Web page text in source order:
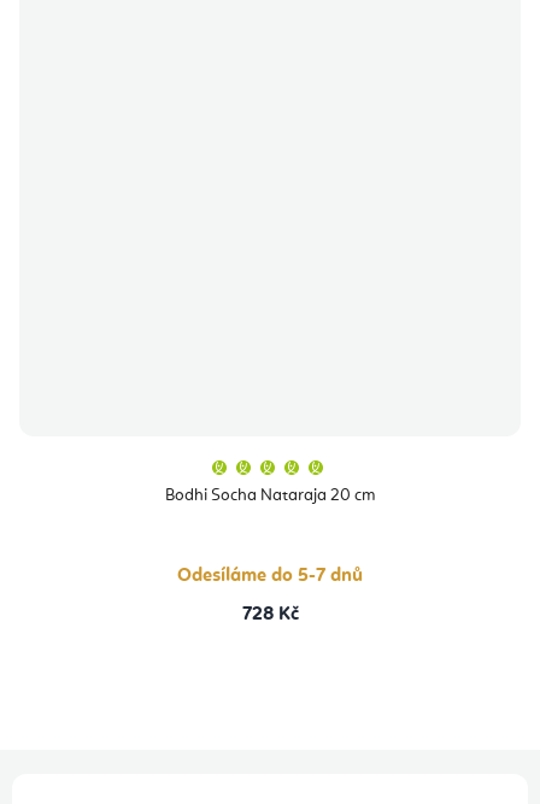
Bodhi Socha Nataraja 20 cm
produktu
je
hvězdiček.
Odesíláme do 5-7 dnů
728 Kč